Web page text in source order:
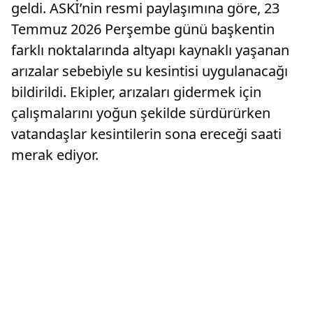
geldi. ASKİ’nin resmi paylaşımına göre, 23
Temmuz 2026 Perşembe günü başkentin
farklı noktalarında altyapı kaynaklı yaşanan
arızalar sebebiyle su kesintisi uygulanacağı
bildirildi. Ekipler, arızaları gidermek için
çalışmalarını yoğun şekilde sürdürürken
vatandaşlar kesintilerin sona ereceği saati
merak ediyor.